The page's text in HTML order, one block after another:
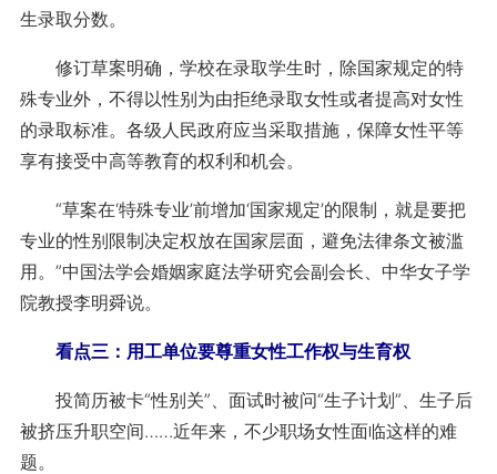
生录取分数。
修订草案明确，学校在录取学生时，除国家规定的特
殊专业外，不得以性别为由拒绝录取女性或者提高对女性
的录取标准。各级人民政府应当采取措施，保障女性平等
享有接受中高等教育的权利和机会。
“草案在‘特殊专业’前增加‘国家规定’的限制，就是要把
专业的性别限制决定权放在国家层面，避免法律条文被滥
用。”中国法学会婚姻家庭法学研究会副会长、中华女子学
院教授李明舜说。
看点三：用工单位要尊重女性工作权与生育权
投简历被卡“性别关”、面试时被问“生子计划”、生子后
被挤压升职空间……近年来，不少职场女性面临这样的难
题。